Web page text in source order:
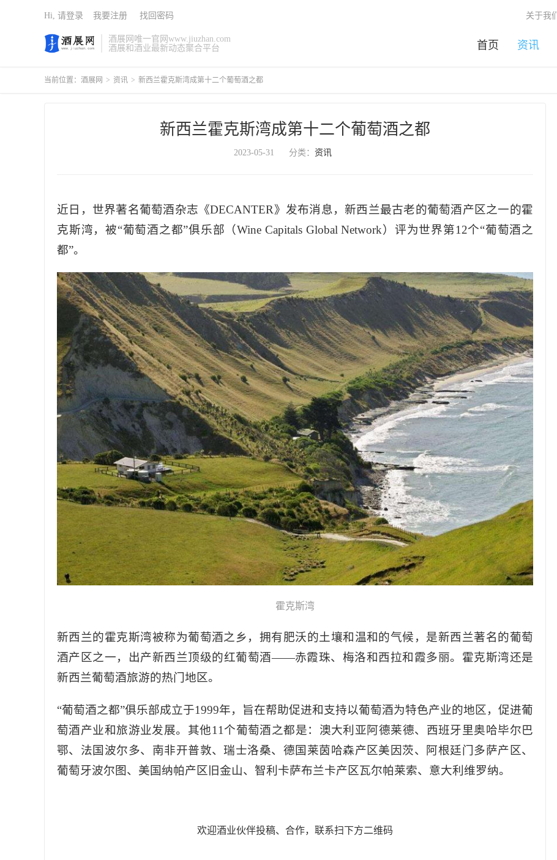
酒展网唯一官网www.jiuzhan.com
酒展和酒业最新动态聚合平台
首页 资讯
关于我们
Hi, 请登录 我要注册 找回密码
当前位置： 酒展网 > 资讯 > 新西兰霍克斯湾成第十二个葡萄酒之都
新西兰霍克斯湾成第十二个葡萄酒之都
2023-05-31 分类： 资讯
近日，世界著名葡萄酒杂志《DECANTER》发布消息，新西兰最古老的葡萄酒产区之一的霍
克斯湾，被“葡萄酒之都”俱乐部（Wine Capitals Global Network）评为世界第12个“葡萄酒之
都”。
霍克斯湾
新西兰的霍克斯湾被称为葡萄酒之乡，拥有肥沃的土壤和温和的气候，是新西兰著名的葡萄
酒产区之一，出产新西兰顶级的红葡萄酒——赤霞珠、梅洛和西拉和霞多丽。霍克斯湾还是
新西兰葡萄酒旅游的热门地区。
“葡萄酒之都”俱乐部成立于1999年，旨在帮助促进和支持以葡萄酒为特色产业的地区，促进葡
萄酒产业和旅游业发展。其他11个葡萄酒之都是：澳大利亚阿德莱德、西班牙里奥哈毕尔巴
鄂、法国波尔多、南非开普敦、瑞士洛桑、德国莱茵哈森产区美因茨、阿根廷门多萨产区、
葡萄牙波尔图、美国纳帕产区旧金山、智利卡萨布兰卡产区瓦尔帕莱索、意大利维罗纳。
欢迎酒业伙伴投稿、合作，联系扫下方二维码